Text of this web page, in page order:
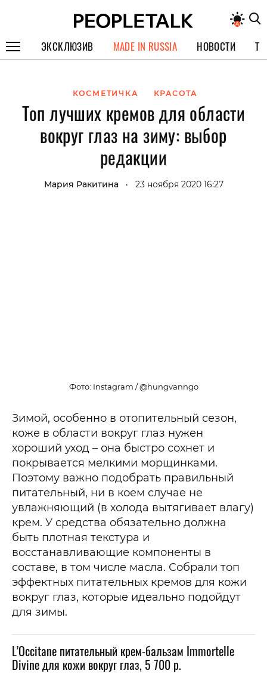
ЭКСКЛЮЗИВ
СПЕЦПРОЕКТЫ
ИНТЕРВЬЮ
ПОКОЛЕНИЕ
MADE IN RUSSIA НОВОСТИ
КОСМЕТИЧКА КРАСОТА
Топ лучших кремов для области
вокруг глаз на зиму: выбор
редакции
Мария Ракитина • 23 ноября 2020 16:27
Фото: Instagram / @hungvanngo
Зимой, особенно в отопительный сезон,
коже в области вокруг глаз нужен
хороший уход – она быстро сохнет и
покрывается мелкими морщинками.
Поэтому важно подобрать правильный
питательный, ни в коем случае не
увлажняющий (в холода вытягивает влагу)
крем. У средства обязательно должна
быть плотная текстура и
восстанавливающие компоненты в
составе, в том числе масла. Собрали топ
эффектных питательных кремов для кожи
вокруг глаз, которые идеально подойдут
для зимы.
L’Occitane питательный крем-бальзам Immortelle
Divine для кожи вокруг глаз, 5 700 р.